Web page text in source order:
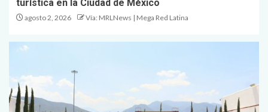
turística en la Ciudad de México
agosto 2, 2026 Vía: MRLNews | Mega Red Latina